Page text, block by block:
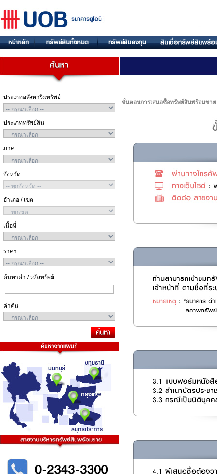
ประเภทอสังหาริมทรัพย์
ประเภททรัพย์สิน
ภาค
จังหวัด
อำเภอ / เขต
เนื้อที่
ราคา
ค้นหาคำ / รหัสทรัพย์
คำค้น
ขั้นตอนการเสนอซื้อทรัพย์สินพร้อมขาย